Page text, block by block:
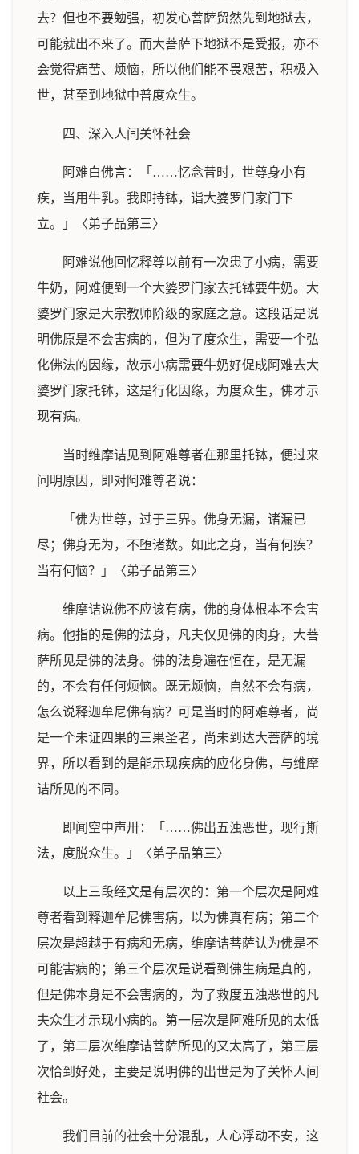
去？但也不要勉强，初发心菩萨贸然先到地狱去，
可能就出不来了。而大菩萨下地狱不是受报，亦不
会觉得痛苦、烦恼，所以他们能不畏艰苦，积极入
世，甚至到地狱中普度众生。
四、深入人间关怀社会
阿难白佛言：「……忆念昔时，世尊身小有
疾，当用牛乳。我即持钵，诣大婆罗门家门下
立。」〈弟子品第三〉
阿难说他回忆释尊以前有一次患了小病，需要
牛奶，阿难便到一个大婆罗门家去托钵要牛奶。大
婆罗门家是大宗教师阶级的家庭之意。这段话是说
明佛原是不会害病的，但为了度众生，需要一个弘
化佛法的因缘，故示小病需要牛奶好促成阿难去大
婆罗门家托钵，这是行化因缘，为度众生，佛才示
现有病。
当时维摩诘见到阿难尊者在那里托钵，便过来
问明原因，即对阿难尊者说：
「佛为世尊，过于三界。佛身无漏，诸漏已
尽；佛身无为，不堕诸数。如此之身，当有何疾？
当有何恼？」〈弟子品第三〉
维摩诘说佛不应该有病，佛的身体根本不会害
病。他指的是佛的法身，凡夫仅见佛的肉身，大菩
萨所见是佛的法身。佛的法身遍在恒在，是无漏
的，不会有任何烦恼。既无烦恼，自然不会有病，
怎么说释迦牟尼佛有病？可是当时的阿难尊者，尚
是一个未证四果的三果圣者，尚未到达大菩萨的境
界，所以看到的是能示现疾病的应化身佛，与维摩
诘所见的不同。
即闻空中声卅：「……佛出五浊恶世，现行斯
法，度脱众生。」〈弟子品第三〉
以上三段经文是有层次的：第一个层次是阿难
尊者看到释迦牟尼佛害病，以为佛真有病；第二个
层次是超越于有病和无病，维摩诘菩萨认为佛是不
可能害病的；第三个层次是说看到佛生病是真的，
但是佛本身是不会害病的，为了救度五浊恶世的凡
夫众生才示现小病的。第一层次是阿难所见的太低
了，第二层次维摩诘菩萨所见的又太高了，第三层
次恰到好处，主要是说明佛的出世是为了关怀人间
社会。
我们目前的社会十分混乱，人心浮动不安，这